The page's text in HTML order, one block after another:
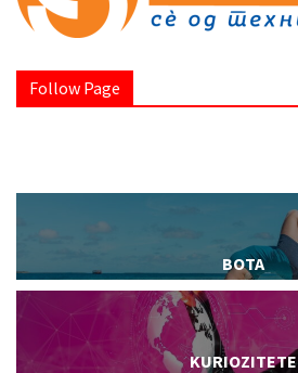
Follow Page
BOTA
KURIOZITETE